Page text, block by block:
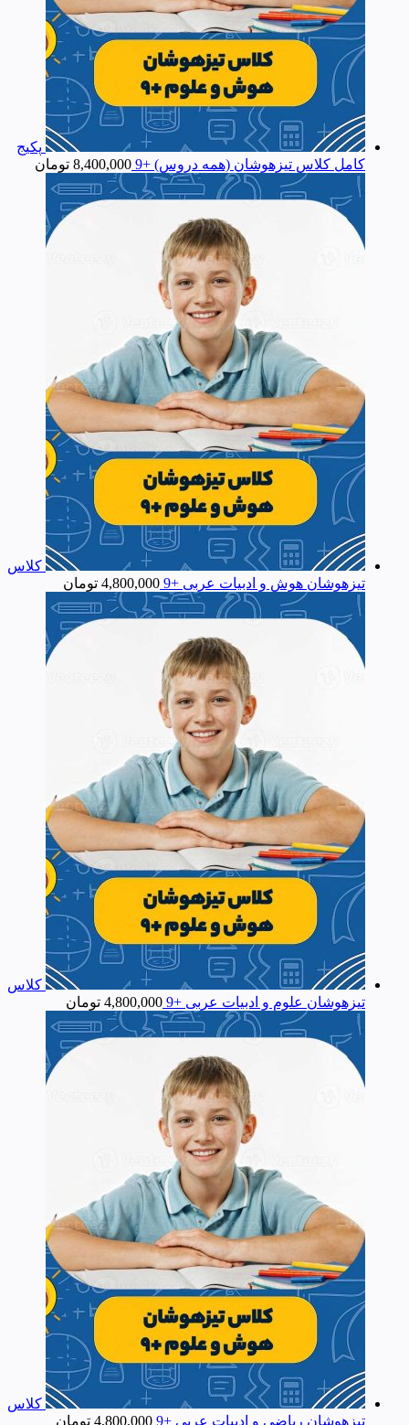
پکیج
کامل کلاس تیزهوشان (همه دروس) +9
8,400,000 تومان
کلاس
تیزهوشان هوش و ادبیات عربی +9
4,800,000 تومان
کلاس
تیزهوشان علوم و ادبیات عربی +9
4,800,000 تومان
کلاس
تیزهوشان ریاضی و ادبیات عربی +9
4,800,000 تومان